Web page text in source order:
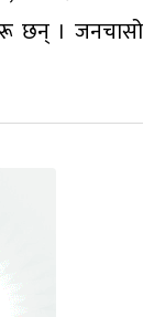
छन् । जनचासो